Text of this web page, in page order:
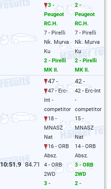
3 -
Peugeot
RC.H.
7 - Pirelli
Nk. Murva
Ku
2 - Pirelli
MK II.
2 -
Peugeot
RC.H.
7 - Pirelli
Nk. Murva
Ku
2 - Pirelli
MK II.
10:51.9 84.71
47 -
47 - Erc-
Int -
competitor
18 -
MNASZ
Nat
16 - ORB
Absz.
4 - ORB
2WD
3 -
42 -
42 - Erc-Int
-
competitor
15 -
MNASZ
Nat
14 - ORB
Absz.
3 - ORB
2WD
2 -